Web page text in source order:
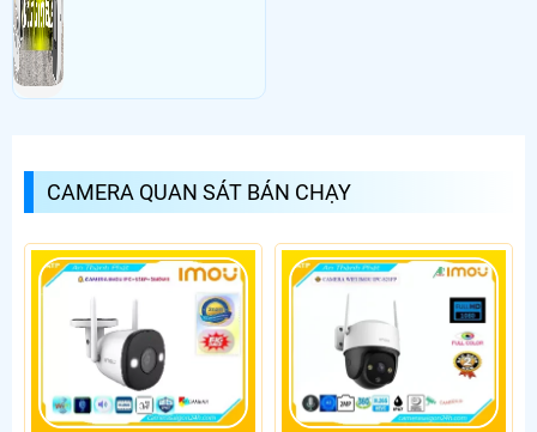
CAMERA QUAN SÁT BÁN CHẠY